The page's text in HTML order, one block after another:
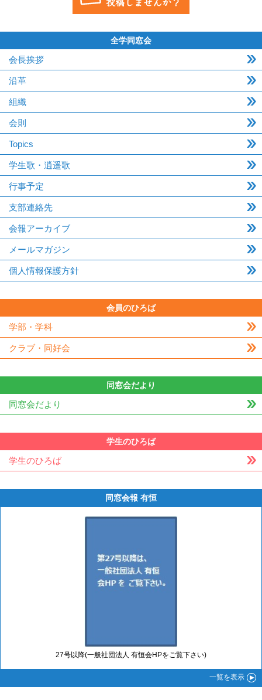
全学同窓会
会長挨拶
沿革
組織
会則
Topics
学生歌・逍遥歌
行事予定
支部連絡先
会報アーカイブ
メールマガジン
個人情報保護方針
会員のひろば
学部・学科
クラブ・同好会
同窓会だより
同窓会だより
学生のひろば
学生のひろば
同窓会報 有恒
27号以降(一般社団法人 有恒会HPをご覧下さい)
一覧を表示